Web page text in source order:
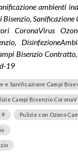
ambienti
CoronaVirus
Bisenzio
19
e Sanificazione Campi
Campi Bisenzio
Pulizie con Ozono